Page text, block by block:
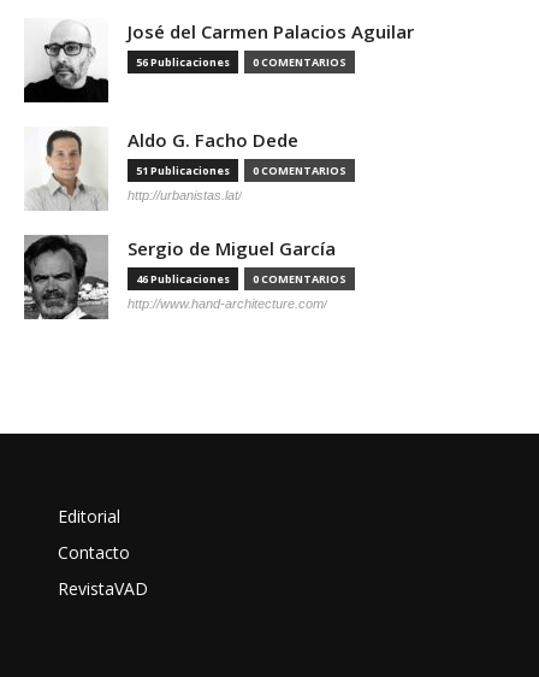
José del Carmen Palacios Aguilar
56 Publicaciones 0 COMENTARIOS
Aldo G. Facho Dede
51 Publicaciones 0 COMENTARIOS
http://urbanistas.lat/
Sergio de Miguel García
46 Publicaciones 0 COMENTARIOS
http://www.hand-architecture.com/
Editorial
Contacto
RevistaVAD